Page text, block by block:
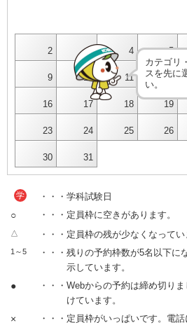
2 3 4 5
9 10 11 12
16 17 18 19
23 24 25 26
30 31
カテゴリ
スを先に
い。
学 ・・・学科試験日
○ ・・・定員枠に空きがあります。
△ ・・・定員枠の残が少なくなってい
1～5
・・・残りの予約枠数が5名以下に
示しています。
●
・・・Webからの予約は締め切り
けています。
×
・・・定員枠がいっぱいです。電